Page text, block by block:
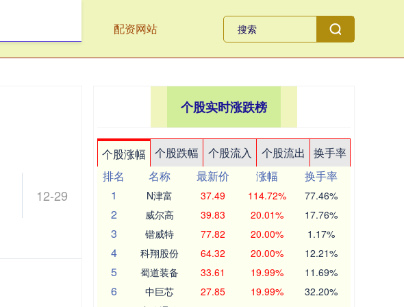
配资网站
12-29
个股实时涨跌榜
个股涨幅 个股跌幅 个股流入 个股流出
换手率
排名
名称 最新价 涨幅
换手率
1
N津富 37.49 114.72% 77.46%
2 威尔高 39.83 20.01% 17.76%
3 锴威特 77.82 20.00% 1.17%
4 科翔股份 64.32 20.00% 12.21%
5 蜀道装备 33.61 19.99% 11.69%
6 中巨芯 27.85 19.99% 32.20%